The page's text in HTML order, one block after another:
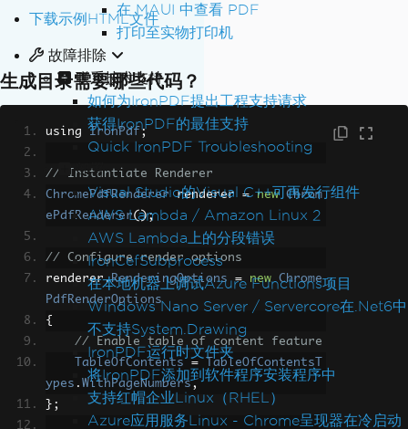
在 MAUI 中查看 PDF
打印至实物打印机
故障排除
联系技术支持
如何为IronPDF提出工程支持请求
获得IronPDF的最佳支持
Quick IronPDF Troubleshooting
部署
Visual Studio的Visual C++可再发行组件
AWS Lambda / Amazon Linux 2
AWS Lambda上的分段错误
IronCefSubprocess
在本地机器上调试Azure Functions项目
Windows Nano Server / Servercore在.Net6中
不支持System.Drawing
IronPDF运行时文件夹
将IronPDF添加到软件程序安装程序中
支持红帽企业Linux（RHEL）
Azure应用服务Linux - Chrome呈现器在冷启动
下载示例HTML文件
生成目录需要哪些代码？
using IronPdf;
// Instantiate Renderer
ChromePdfRenderer renderer = new
Chrom
ePdfRenderer();
// Configure render options
renderer.RenderingOptions = new
Chrome
PdfRenderOptions
{
// Enable table of content feature
TableOfContents
=
TableOfContentsT
ypes . WithPageNumbers,
};